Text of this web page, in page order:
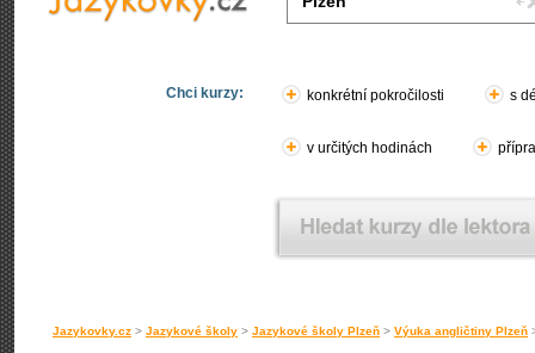
Chci kurzy: konkrétní pokročilosti s
v určitých hodinách
Jazykovky.cz > Jazykové školy > Jazykové školy Plzeň > Výuka angličtiny Plzeň